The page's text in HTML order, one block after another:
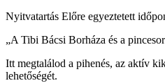
Nyitvatartás Előre egyeztetett
„A Tibi Bácsi Borháza és a
Itt megtalálod a pihenés, az aktív
lehetőségét.